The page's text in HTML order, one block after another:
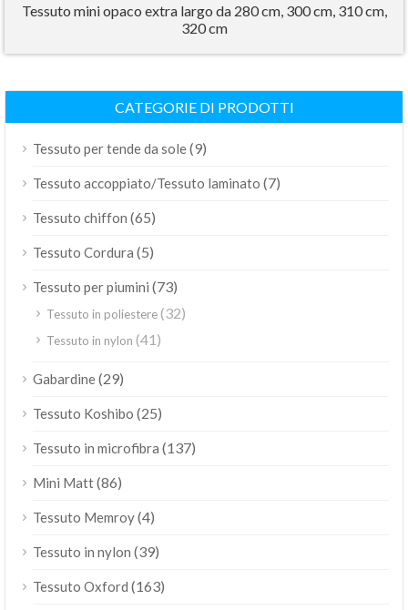
Tessuto mini opaco extra largo da 280 cm, 300 cm, 310 cm,
320 cm
CATEGORIE DI PRODOTTI
Tessuto per tende da sole(9)
Tessuto accoppiato/Tessuto laminato (7)
Tessuto chiffon (65)
Tessuto Cordura (5)
Tessuto per piumini (73)
Tessuto in poliestere(32)
Tessuto in nylon (41)
Gabardine(29)
Tessuto Koshibo (25)
Tessuto in microfibra (137)
Mini Matt(86)
Tessuto Memroy(4)
Tessuto in nylon (39)
Tessuto Oxford (163)